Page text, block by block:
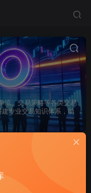
流、交易策略等各类交易
专业交易知识体系，助